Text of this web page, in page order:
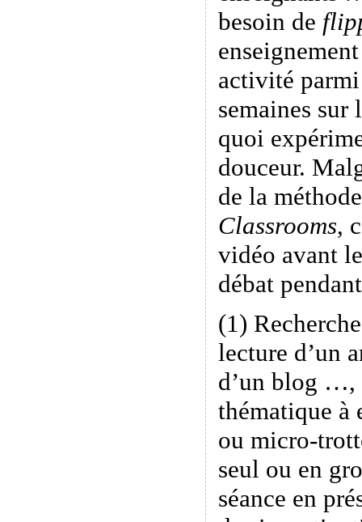
besoin de
activité parmi
semaines sur
quoi
douceur.
de la
Classrooms,
vidéo avant
débat
(1)
lecture d’un
d’un blog …,
thématique à
ou micro-
seul ou en
séance en